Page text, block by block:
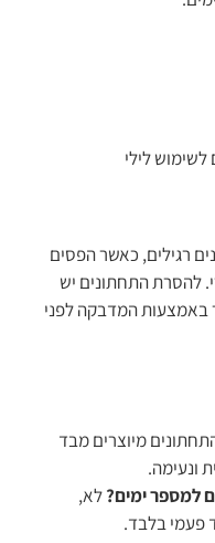
רגילים, כאשר הפסים
להסרת התחתונים יש
באמצעות המדבקה לפני
מיוצרים מבד
ונעימה.
למספר ימים?לא,
פעמי בלבד.